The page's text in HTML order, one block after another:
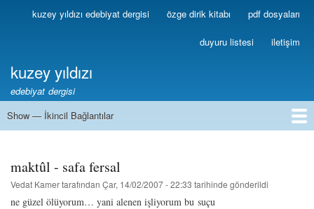
Ana
içeriğe
Birincilkuzey yıldızı edebiyat dergisi özge dirik kitabı pdf dosyaları
duyuru listesi iletişim
kuzey yıldızı
edebiyat dergisi
İkincil
Show — İkincil Bağlantılar
maktûl - safa fersal
Vedat Kamertarafından Çar, 14/02/2007 - 22:33 tarihinde gönderildi
ne güzel ölüyorum… yani alenen işliyorum bu suçu